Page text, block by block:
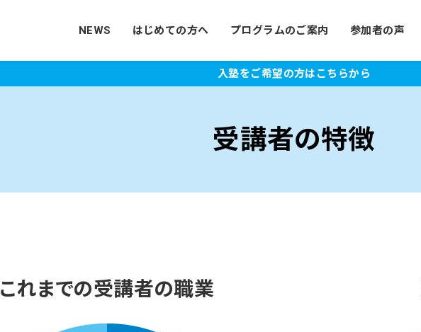
NEWS はじめての方へ プログラムのご案内 参加者の声
入塾をご希望の方はこちらから
受講者の特徴
これまでの受講者の職業